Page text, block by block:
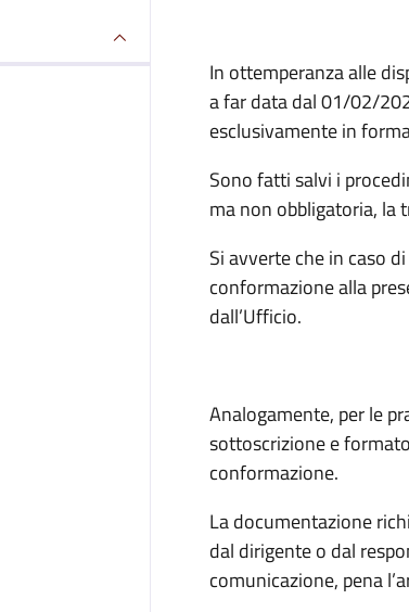
In ottemperanza alle
a far data dal 01/02/
esclusivamente in
Sono fatti salvi i
ma non obbligatoria, la
Si avverte che in caso
conformazione alla
dall’Ufficio.
Analogamente, per le
sottoscrizione e
conformazione.
La documentazione
dal dirigente o dal
comunicazione, pena